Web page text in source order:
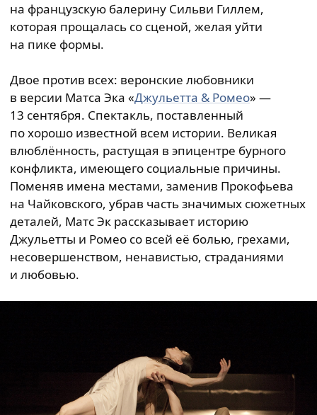
на французскую балерину Сильви Гиллем,
которая прощалась со сценой, желая уйти
на пике формы.
Двое против всех: веронские любовники
в версии Матса Эка «Джульетта & Ромео» —
13 сентября. Спектакль, поставленный
по хорошо известной всем истории. Великая
влюблённость, растущая в эпицентре бурного
конфликта, имеющего социальные причины.
Поменяв имена местами, заменив Прокофьева
на Чайковского, убрав часть значимых сюжетных
деталей, Матс Эк рассказывает историю
Джульетты и Ромео со всей её болью, грехами,
несовершенством, ненавистью, страданиями
и любовью.